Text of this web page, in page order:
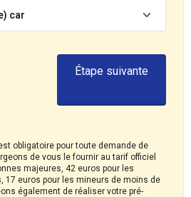
car
obligatoire pour toute demande de
de vous le fournir au tarif officiel
majeures, 42 euros pour les
17 euros pour les mineurs de moins de
également de réaliser votre pré-